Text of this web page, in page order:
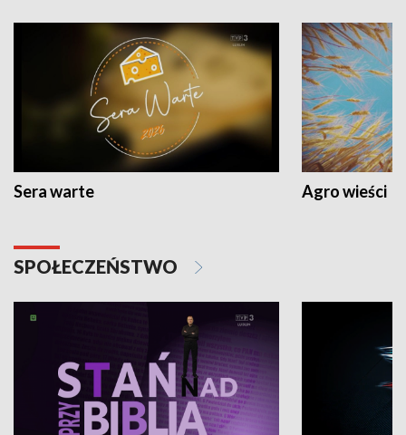
Sera warte Agro wieści
SPOŁECZEŃSTWO